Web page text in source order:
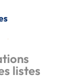
listes